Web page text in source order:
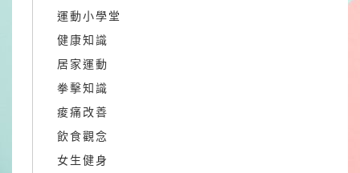
運動小學堂
健康知識
居家運動
拳擊知識
痠痛改善
飲食觀念
女生健身